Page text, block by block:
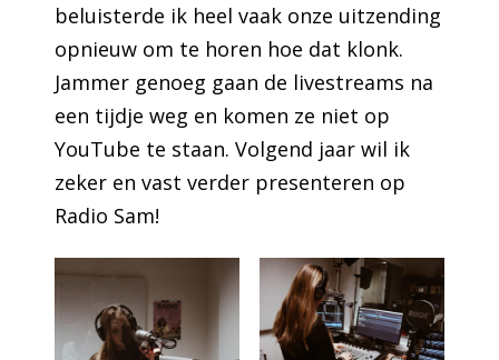
beluisterde ik heel vaak onze uitzending
opnieuw om te horen hoe dat klonk.
Jammer genoeg gaan de livestreams na
een tijdje weg en komen ze niet op
YouTube te staan. Volgend jaar wil ik
zeker en vast verder presenteren op
Radio Sam!